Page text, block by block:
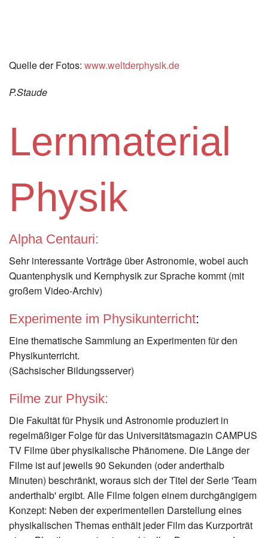
Quelle der Fotos: www.weltderphysik.de
P.Staude
Lernmaterial
Physik
Alpha Centauri:
Sehr interessante Vorträge über Astronomie, wobei auch
Quantenphysik und Kernphysik zur Sprache kommt (mit
großem Video-Archiv)
Experimente im Physikunterricht:
Eine thematische Sammlung an Experimenten für den
Physikunterricht.
(Sächsischer Bildungsserver)
Filme zur Physik:
Die Fakultät für Physik und Astronomie produziert in
regelmäßiger Folge für das Universitätsmagazin CAMPUS
TV Filme über physikalische Phänomene. Die Länge der
Filme ist auf jeweils 90 Sekunden (oder anderthalb
Minuten) beschränkt, woraus sich der Titel der Serie 'Team
anderthalb' ergibt. Alle Filme folgen einem durchgängigem
Konzept: Neben der experimentellen Darstellung eines
physikalischen Themas enthält jeder Film das Kurzporträt